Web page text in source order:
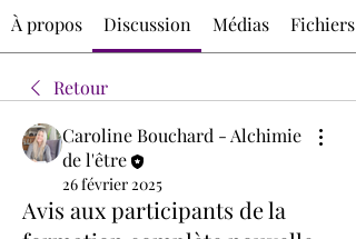
À propos Discussion Médias Fichiers
Retour
Caroline Bouchard - Alchimie
de l'être
26 février 2025
Avis aux participants de la